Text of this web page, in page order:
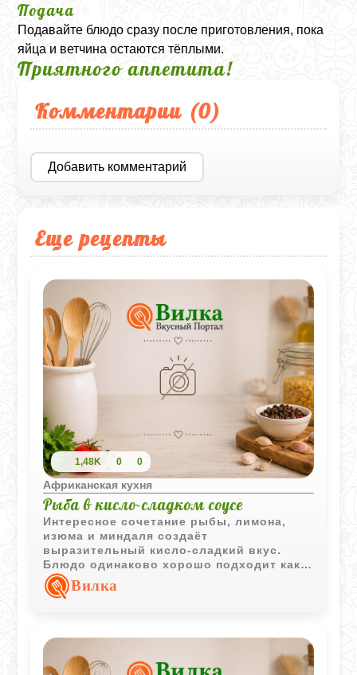
Подача
Подавайте блюдо сразу после приготовления, пока
яйца и ветчина остаются тёплыми.
Приятного аппетита!
Комментарии (0)
Добавить комментарий
Еще рецепты
1,48K 0 0
Африканская кухня
Рыба в кисло-сладком соусе
Интересное сочетание рыбы, лимона,
изюма и миндаля создаёт
выразительный кисло-сладкий вкус.
Блюдо одинаково хорошо подходит как
для горячей подачи, так и для
охлаждённой закуски.
Вилка